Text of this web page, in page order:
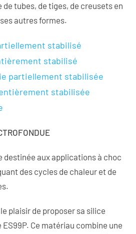
tubes, de tiges, de creusets en
autres formes.
stabilisé
stabilisé
partiellement stabilisée
entièrement stabilisée
destinée aux applications à choc
des cycles de chaleur et de
plaisir de proposer sa silice
Ce matériau combine une